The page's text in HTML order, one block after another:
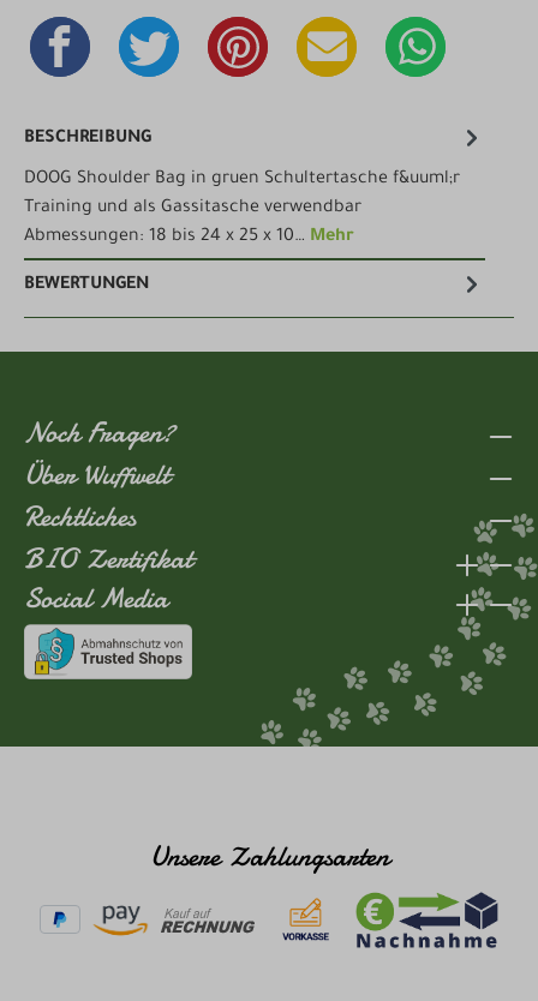
BESCHREIBUNG
DOOG Shoulder Bag in gruen Schultertasche f&uuml;r
Training und als Gassitasche verwendbar
Abmessungen: 18 bis 24 x 25 x 10… Mehr
BEWERTUNGEN
Noch Fragen?
Über Wuffwelt
Rechtliches
BIO Zertifikat
Social Media
Unsere Zahlungsarten